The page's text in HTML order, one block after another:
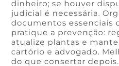
dinheiro; se houver
judicial é necessária.
documentos essenciais
pratique a prevenção:
atualize plantas e
cartório e advogado.
do que consertar depois.